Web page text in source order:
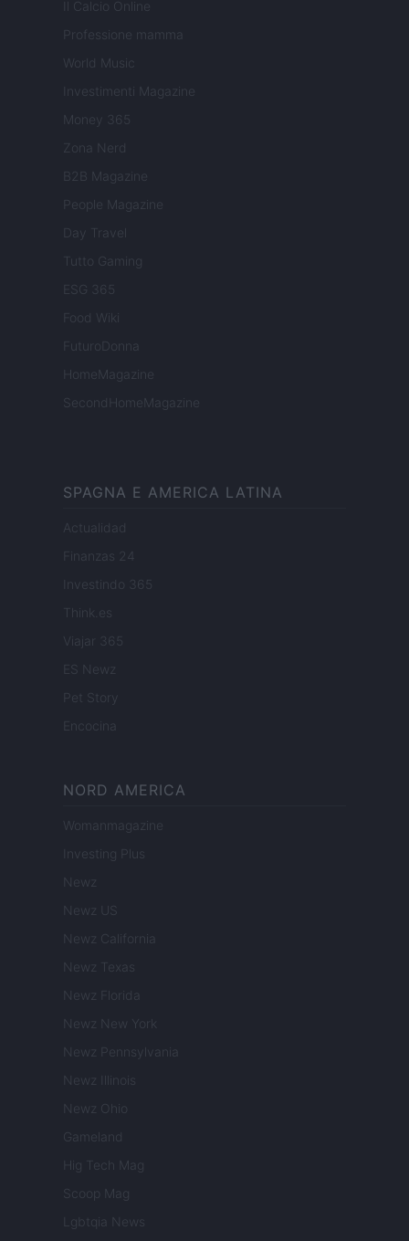
Il Calcio Online
Professione mamma
World Music
Investimenti Magazine
Money 365
Zona Nerd
B2B Magazine
People Magazine
Day Travel
Tutto Gaming
ESG 365
Food Wiki
FuturoDonna
HomeMagazine
SecondHomeMagazine
SPAGNA E AMERICA LATINA
Actualidad
Finanzas 24
Investindo 365
Think.es
Viajar 365
ES Newz
Pet Story
Encocina
NORD AMERICA
Womanmagazine
Investing Plus
Newz
Newz US
Newz California
Newz Texas
Newz Florida
Newz New York
Newz Pennsylvania
Newz Illinois
Newz Ohio
Gameland
Hig Tech Mag
Scoop Mag
Lgbtqia News